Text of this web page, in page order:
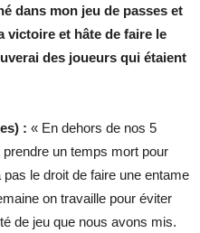
dans mon jeu de passes et
victoire et hâte de faire le
des joueurs qui étaient
: « En dehors de nos 5
un temps mort pour
pas le droit de faire une entame
on travaille pour éviter
de jeu que nous avons mis.